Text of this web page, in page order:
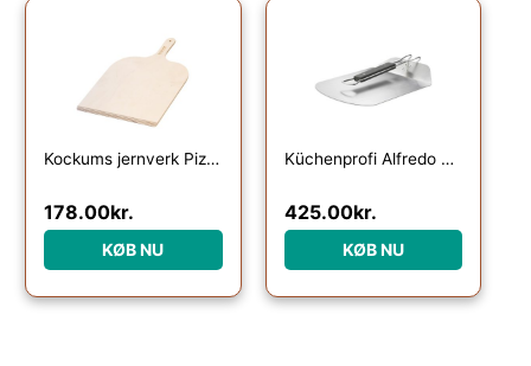
Kockums jernverk Pizzaspade træ
178.00kr.
KØB NU
Küchenprofi Alfredo Pizzaspade
425.00kr.
KØB NU